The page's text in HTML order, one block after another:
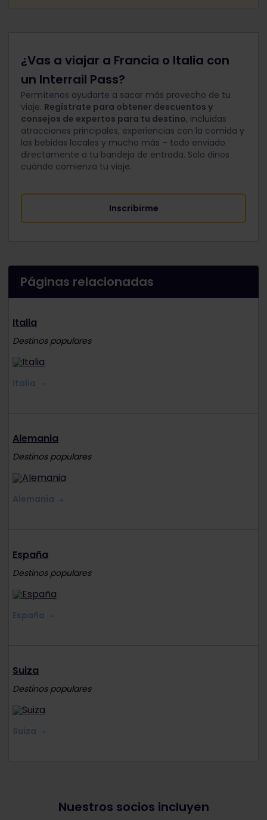
¿Vas a viajar a Francia o Italia con
un Interrail Pass?
Permítenos ayudarte a sacar más provecho de tu
viaje. Regístrate para obtener descuentos y
consejos de expertos para tu destino, incluidas
atracciones principales, experiencias con la comida y
las bebidas locales y mucho más – todo enviado
directamente a tu bandeja de entrada. Solo dinos
cuándo comienza tu viaje.
Inscribirme
Páginas relacionadas
Italia
Destinos populares
Italia
Alemania
Destinos populares
Alemania
España
Destinos populares
España
Suiza
Destinos populares
Suiza
Nuestros socios incluyen